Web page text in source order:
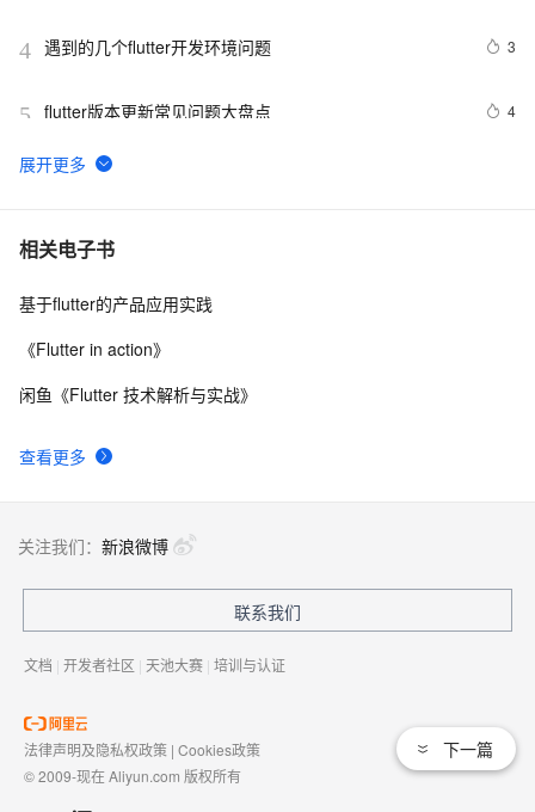
4 遇到的几个flutter开发环境问题 3
5 flutter版本更新常见问题大盘点 4
6 Flutter应用的国际化支持：实现多语言环境的优雅策略
7 Flutter通过BasicMessageChannel与Android iOS 的双向
8 Flutter 组件（二）文本 与 输入框组件
叠主屏 | 折叠副屏 | 静态展示 | 动态热切换适配 | 拉伸布
相关电子书
查看更多
基于flutter的产品应用实践
《Flutter in action》
闲鱼《Flutter 技术解析与实战》
下一篇
关注我们： 新浪微博
联系我们
文档 | 开发者社区 | 天池大赛 | 培训与认证
法律声明及隐私权政策 | Cookies政策
© 2009-现在 Aliyun.com 版权所有